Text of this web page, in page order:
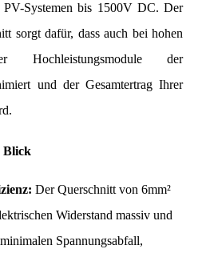
PV-Systemen bis 1500V DC. Der
sorgt dafür, dass auch bei hohen
Hochleistungsmodule der
und der Gesamtertrag Ihrer
Blick
Der Querschnitt von 6mm²
Widerstand massiv und
Spannungsabfall,